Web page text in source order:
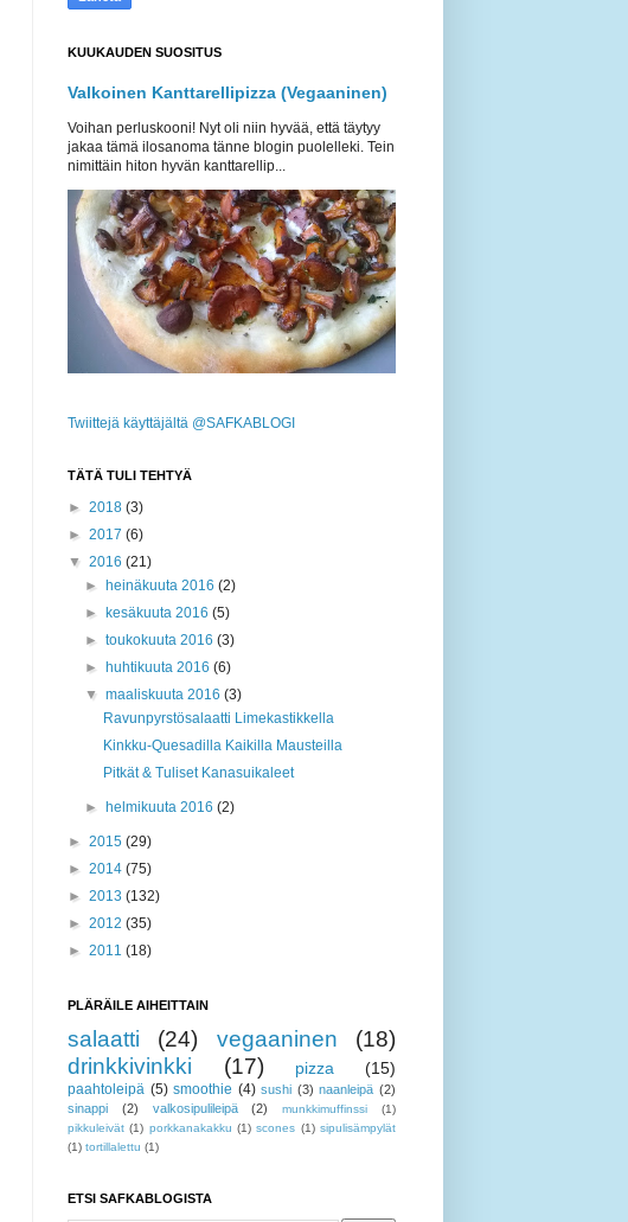
KUUKAUDEN SUOSITUS
Valkoinen Kanttarellipizza (Vegaaninen)
Voihan perluskooni! Nyt oli niin hyvää, että täytyy
jakaa tämä ilosanoma tänne blogin puolelleki. Tein
nimittäin hiton hyvän kanttarellip...
Twiittejä käyttäjältä @SAFKABLOGI
TÄTÄ TULI TEHTYÄ
► 2018 (3)
► 2017 (6)
▼ 2016 (21)
►
heinäkuuta 2016(2)
►
kesäkuuta 2016(5)
►toukokuuta 2016(3)
►
huhtikuuta 2016(6)
▼maaliskuuta 2016(3)
Ravunpyrstösalaatti Limekastikkella
Kinkku-Quesadilla Kaikilla Mausteilla
Pitkät & Tuliset Kanasuikaleet
► helmikuuta 2016(2)
► 2015 (29)
► 2014 (75)
► 2013 (132)
► 2012 (35)
► 2011 (18)
PLÄRÄILE AIHEITTAIN
salaatti (24) vegaaninen
(18)
drinkkivinkki
(17) pizza (15)
paahtoleipä (5) smoothie (4) sushi (3) naanleipä (2)
sinappi
(2) valkosipulileipä (2) munkkimuffinssi
(1)
pikkuleivät (1) porkkanakakku (1) scones (1) sipulisämpylät
(1) tortillalettu (1)
ETSI SAFKABLOGISTA